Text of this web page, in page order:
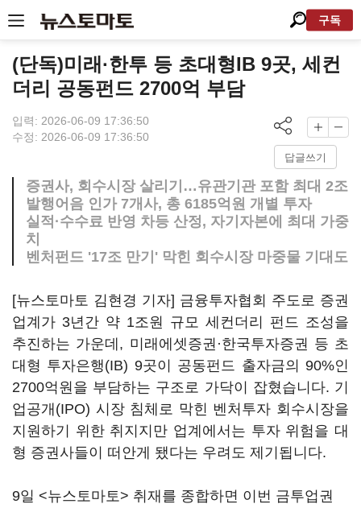
구독
(단독)미래·한투 등 초대형IB 9곳, 세컨
더리 공동펀드 2700억 부담
입력: 2026-06-09 17:36:50
수정: 2026-06-09 17:36:50
답글쓰기
증권사, 회수시장 살리기…유관기관 포함 최대 2조
발행어음 인가 7개사, 총 6185억원 개별 투자
실적·수수료 반영 차등 산정, 자기자본에 최대 가중
치
벤처펀드 '17조 만기' 막힌 회수시장 마중물 기대도
[뉴스토마토 김현경 기자] 금융투자협회 주도로 증권
업계가 3년간 약 1조원 규모 세컨더리 펀드 조성을
추진하는 가운데, 미래에셋증권·한국투자증권 등 초
대형 투자은행(IB) 9곳이 공동펀드 출자금의 90%인
2700억원을 부담하는 구조로 가닥이 잡혔습니다. 기
업공개(IPO) 시장 침체로 막힌 벤처투자 회수시장을
지원하기 위한 취지지만 업계에서는 투자 위험을 대
형 증권사들이 떠안게 됐다는 우려도 제기됩니다.
9일 <뉴스토마토> 취재를 종합하면 이번 금투업권